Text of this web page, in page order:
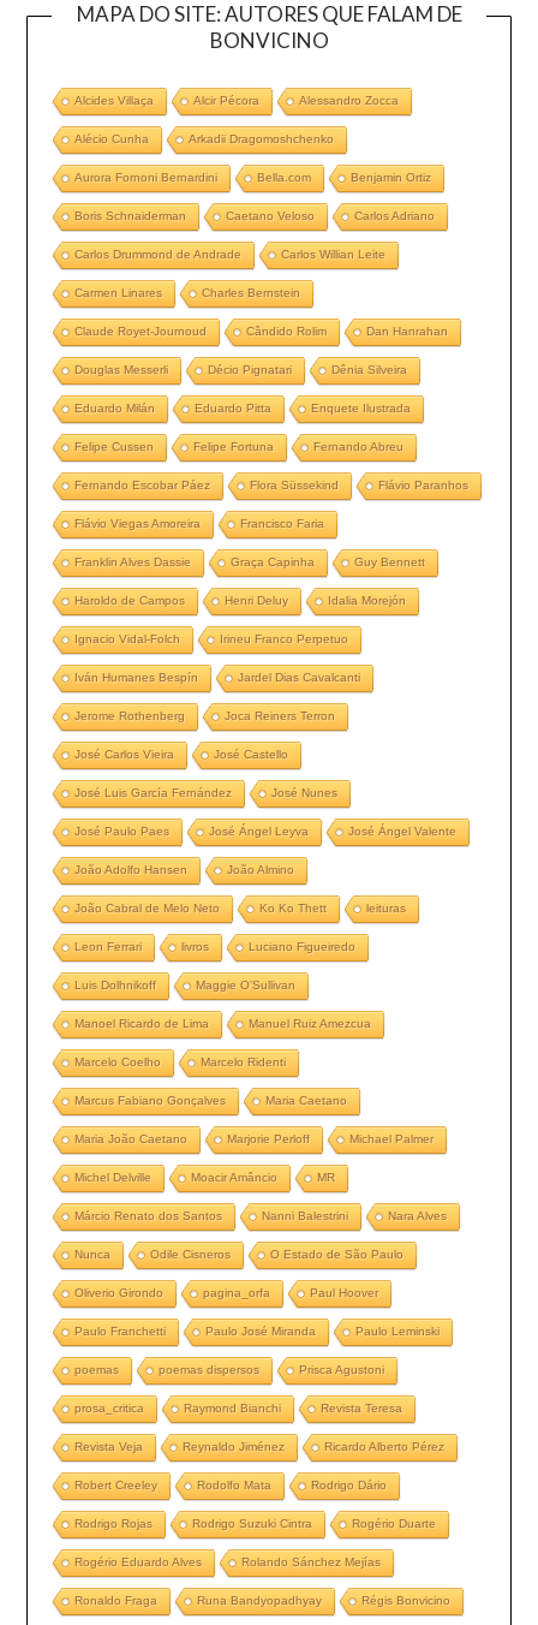
MAPA DO SITE: AUTORES QUE FALAM DE
BONVICINO
Alcides Villaça Alcir Pécora Alessandro Zocca
Alécio Cunha Arkadii Dragomoshchenko
Aurora Fornoni Bernardini Bella.com Benjamin Ortiz
Boris Schnaiderman Caetano Veloso Carlos Adriano
Carlos Drummond de Andrade Carlos Willian Leite
Carmen Linares Charles Bernstein
Claude Royet-Journoud Cândido Rolim Dan Hanrahan
Douglas Messerli Décio Pignatari Dênia Silveira
Eduardo Milán Eduardo Pitta Enquete Ilustrada
Felipe Cussen Felipe Fortuna Fernando Abreu
Fernando Escobar Páez Flora Süssekind Flávio Paranhos
Flávio Viegas Amoreira Francisco Faria
Franklin Alves Dassie Graça Capinha Guy Bennett
Haroldo de Campos Henri Deluy Idalia Morejón
Ignacio Vidal-Folch Irineu Franco Perpetuo
Iván Humanes Bespín Jardel Dias Cavalcanti
Jerome Rothenberg Joca Reiners Terron
José Carlos Vieira José Castello
José Luis García Fernández José Nunes
José Paulo Paes José Ángel Leyva José Ángel Valente
João Adolfo Hansen João Almino
João Cabral de Melo Neto Ko Ko Thett leituras
Leon Ferrari livros Luciano Figueiredo
Luis Dolhnikoff Maggie O’Sullivan
Manoel Ricardo de Lima Manuel Ruiz Amezcua
Marcelo Coelho Marcelo Ridenti
Marcus Fabiano Gonçalves Maria Caetano
Maria João Caetano Marjorie Perloff Michael Palmer
Michel Delville Moacir Amâncio MR
Márcio Renato dos Santos Nanni Balestrini Nara Alves
Nunca Odile Cisneros O Estado de São Paulo
Oliverio Girondo pagina_orfa Paul Hoover
Paulo Franchetti Paulo José Miranda Paulo Leminski
poemas poemas dispersos Prisca Agustoni
prosa_critica Raymond Bianchi Revista Teresa
Revista Veja Reynaldo Jiménez Ricardo Alberto Pérez
Robert Creeley Rodolfo Mata Rodrigo Dário
Rodrigo Rojas Rodrigo Suzuki Cintra Rogério Duarte
Rogério Eduardo Alves Rolando Sánchez Mejías
Ronaldo Fraga Runa Bandyopadhyay Régis Bonvicino